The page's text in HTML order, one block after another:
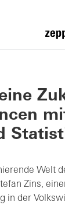
Welt
Zins,
in der